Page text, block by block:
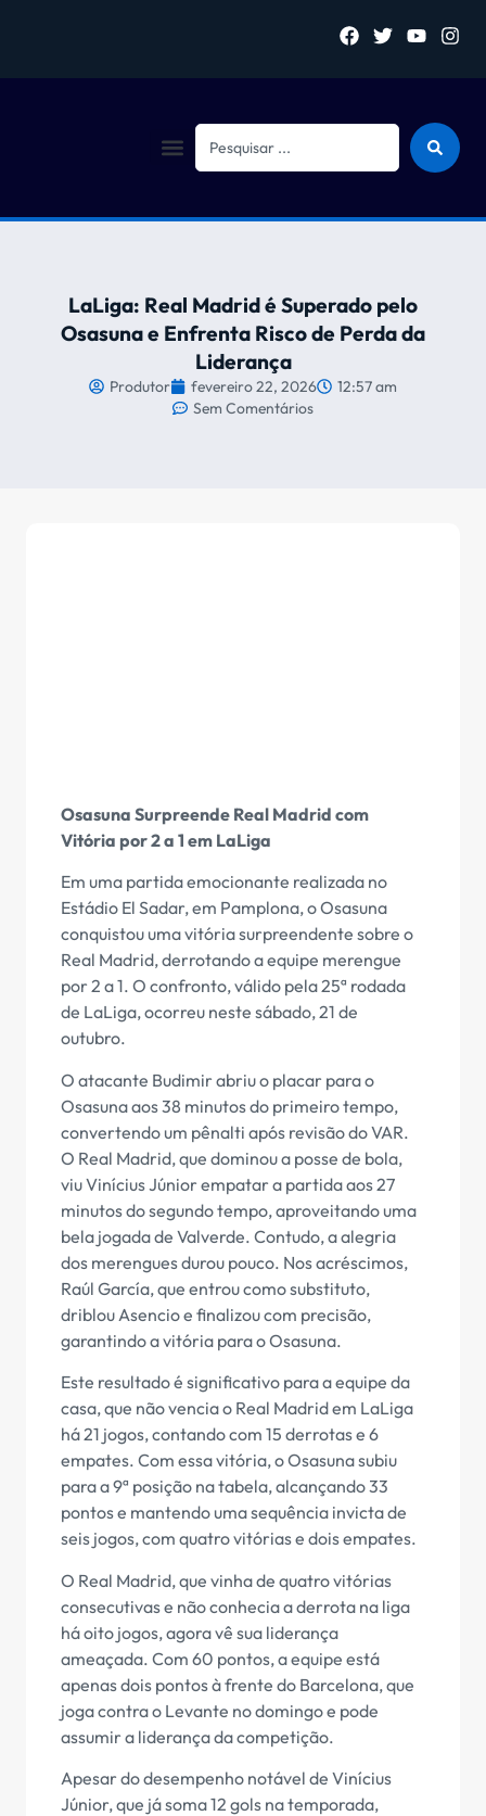
LaLiga: Real Madrid é Superado pelo
Osasuna e Enfrenta Risco de Perda da
Liderança
Produtor fevereiro 22, 2026
12:57 am
Sem Comentários
Osasuna Surpreende Real Madrid com
Vitória por 2 a 1 em LaLiga
Em uma partida emocionante realizada no
Estádio El Sadar, em Pamplona, o Osasuna
conquistou uma vitória surpreendente sobre o
Real Madrid, derrotando a equipe merengue
por 2 a 1. O confronto, válido pela 25ª rodada
de LaLiga, ocorreu neste sábado, 21 de
outubro.
O atacante Budimir abriu o placar para o
Osasuna aos 38 minutos do primeiro tempo,
convertendo um pênalti após revisão do VAR.
O Real Madrid, que dominou a posse de bola,
viu Vinícius Júnior empatar a partida aos 27
minutos do segundo tempo, aproveitando uma
bela jogada de Valverde. Contudo, a alegria
dos merengues durou pouco. Nos acréscimos,
Raúl García, que entrou como substituto,
driblou Asencio e finalizou com precisão,
garantindo a vitória para o Osasuna.
Este resultado é significativo para a equipe da
casa, que não vencia o Real Madrid em LaLiga
há 21 jogos, contando com 15 derrotas e 6
empates. Com essa vitória, o Osasuna subiu
para a 9ª posição na tabela, alcançando 33
pontos e mantendo uma sequência invicta de
seis jogos, com quatro vitórias e dois empates.
O Real Madrid, que vinha de quatro vitórias
consecutivas e não conhecia a derrota na liga
há oito jogos, agora vê sua liderança
ameaçada. Com 60 pontos, a equipe está
apenas dois pontos à frente do Barcelona, que
joga contra o Levante no domingo e pode
assumir a liderança da competição.
Apesar do desempenho notável de Vinícius
Júnior, que já soma 12 gols na temporada,